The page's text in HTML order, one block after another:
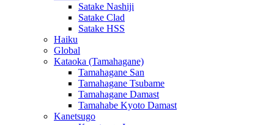
Satake Nashiji
Satake Clad
Satake HSS
Haiku
Global
Kataoka (Tamahagane)
Tamahagane San
Tamahagane Tsubame
Tamahagane Damast
Tamahabe Kyoto Damast
Kanetsugo